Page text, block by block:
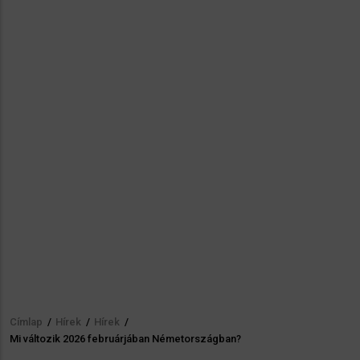
Morzsa
Címlap / Hírek / Hírek /
Mi változik 2026 februárjában Németországban?